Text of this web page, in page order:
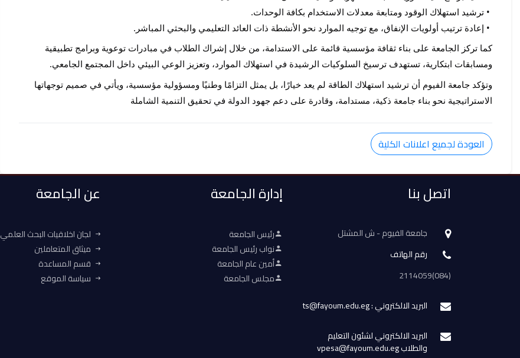
ومسابقات ابتكارية، تستهدف ترسيخ السلوكيات الرشيدة في استهلاك الموارد، وتعزيز الوعي البيئي داخل المجتمع الجامعي.
الاستراتيجية نحو بناء جامعة ذكية، مستدامة، وقادرة على دعم جهود الدولة في تحقيق التنمية الشاملة
العودة لجميع اعلانات الكلية
اتصل بنا
جامعة الفيوم - ش المشتل
رقم الهاتف
(084)2114059
البريد الالكتروني : ts@fayoum.edu.eg
البريد الالكتروني لشئون التعليم
والطلاب vpesa@fayoum.edu.eg
إدارة الجامعة
رئيس الجامعة
نواب رئيس الجامعة
أمين عام الجامعة
مجلس الجامعة
عن الجامعة
لجان اخلاقيات البحث العلمي
ميثاق المتعاملين
قسم المساعدة
سياسة الموقع